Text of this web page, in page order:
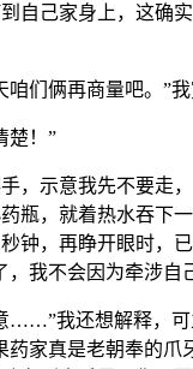
自己家身上，这确
们俩再商量吧。”我
楚！”
，示意我先不要走
瓶，就着热水吞下
钟，再睁开眼时，
，我不会因为牵涉自
……”我还想解释，
药家真是老朝奉的爪